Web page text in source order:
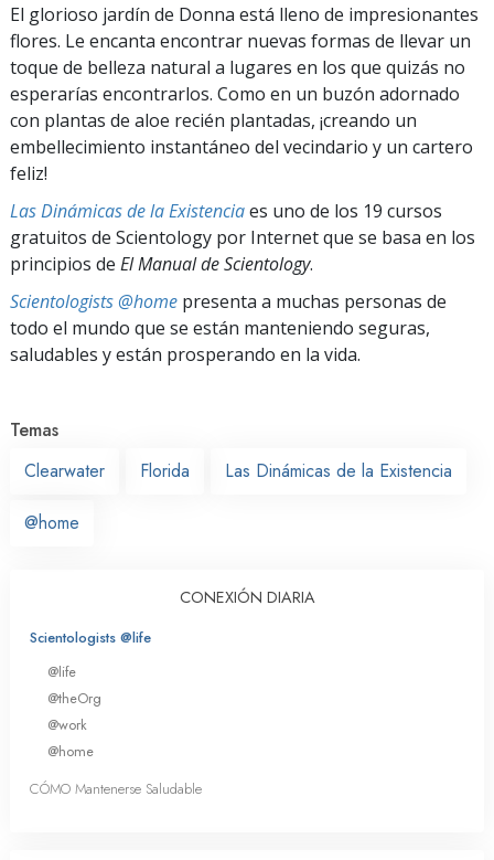
El glorioso jardín de Donna está lleno de impresionantes
flores. Le encanta encontrar nuevas formas de llevar un
toque de belleza natural a lugares en los que quizás no
esperarías encontrarlos. Como en un buzón adornado
con plantas de aloe recién plantadas, ¡creando un
embellecimiento instantáneo del vecindario y un cartero
feliz!
Las Dinámicas de la Existenciaes uno de los 19 cursos
gratuitos de Scientology por Internet que se basa en los
principios de El Manual de Scientology.
Scientologists @home presenta a muchas personas de
todo el mundo que se están manteniendo seguras,
saludables y están prosperando en la vida.
Temas
Clearwater
Florida Las Dinámicas de la Existencia
@home
CONEXIÓN DIARIA
Scientologists @life
@life
@theOrg
@work
@home
CÓMO Mantenerse Saludable